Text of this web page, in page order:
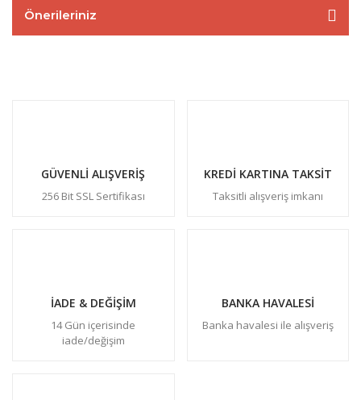
Önerileriniz
GÜVENLİ ALIŞVERİŞ
256 Bit SSL Sertifikası
KREDİ KARTINA TAKSİT
Taksitli alışveriş imkanı
İADE & DEĞİŞİM
14 Gün içerisinde
iade/değişim
BANKA HAVALESİ
Banka havalesi ile alışveriş